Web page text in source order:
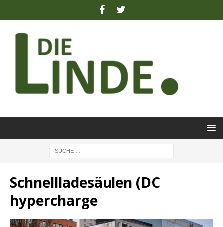
Schnellladesäulen (DC
hypercharge